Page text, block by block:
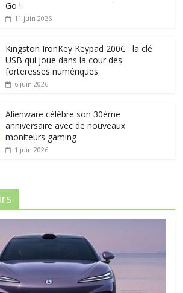
Go !
11 juin 2026
Kingston IronKey Keypad 200C : la clé
USB qui joue dans la cour des
forteresses numériques
6 juin 2026
Alienware célèbre son 30ème
anniversaire avec de nouveaux
moniteurs gaming
1 juin 2026